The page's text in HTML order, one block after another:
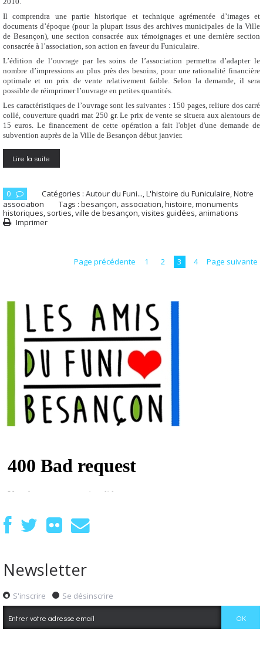
Il comprendra une partie historique et technique agrémentée d’images et
documents d’époque (pour la plupart issus des archives municipales de la Ville
de Besançon), une section consacrée aux témoignages et une dernière section
consacrée à l’association, son action en faveur du Funiculaire.
L’édition de l’ouvrage par les soins de l’association permettra d’adapter le
nombre d’impressions au plus près des besoins, pour une rationalité financière
optimale et un prix de vente relativement faible. Selon la demande, il sera
possible de réimprimer l’ouvrage en petites quantités.
Les caractéristiques de l’ouvrage sont les suivantes : 150 pages, reliure dos carré
collé, couverture quadri mat 250 gr. Le prix de vente se situera aux alentours de
15 euros. Le financement de cette opération a fait l'objet d'une demande de
subvention auprès de la Ville de Besançon début janvier.
Lire la suite
0 Catégories : Autour du Funi...,L'histoire du Funiculaire,Notre
association
Tags : besançon, association,histoire,monuments
historiques, sorties,ville de besançon,visites guidées, animations
Imprimer
Page précédente 1 2 3 4 Page suivante
Newsletter
S'inscrire Se désinscrire